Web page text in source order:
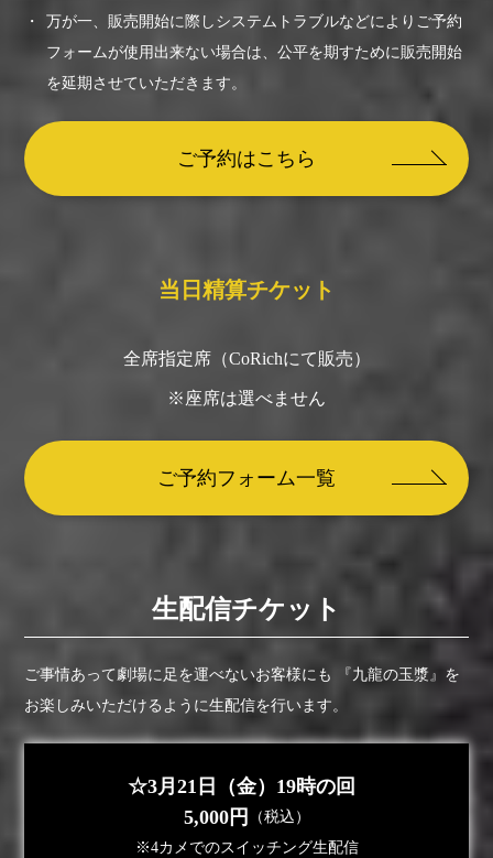
万が一、販売開始に際しシステムトラブルなどによりご予約
フォームが使用出来ない場合は、公平を期すために販売開始
を延期させていただきます。
ご予約はこちら
当日精算チケット
全席指定席（CoRichにて販売）
※座席は選べません
ご予約フォーム一覧
生配信チケット
ご事情あって劇場に足を運べないお客様にも
『九龍の玉漿』を
お楽しみいただけるように生配信を行います。
☆3月21日（金）19時の回
5,000円
（税込）
※4カメでのスイッチング生配信